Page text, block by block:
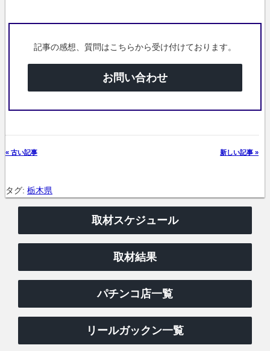
記事の感想、質問はこちらから受け付けております。
お問い合わせ
« 古い記事 新しい記事 »
タグ: 栃木県
取材スケジュール
取材結果
パチンコ店一覧
リールガックン一覧